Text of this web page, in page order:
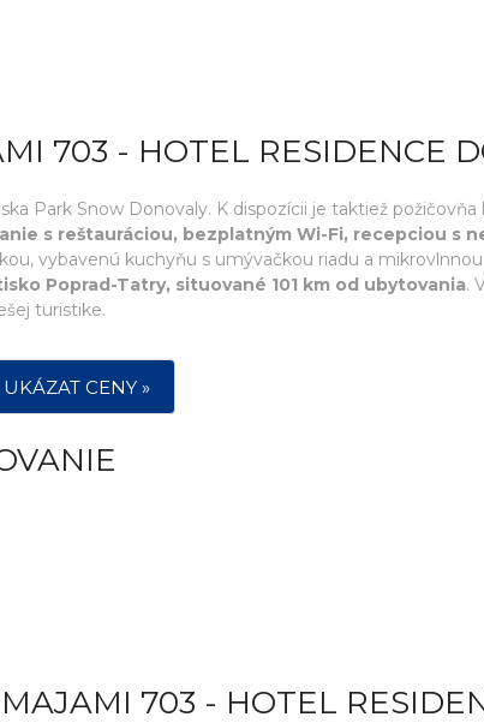
703 - HOTEL RESIDENCE
Park Snow Donovaly. K dispozícii je taktiež požičovňa
s reštauráciou, bezplatným Wi-Fi, recepciou s
vybavenú kuchyňu s umývačkou riadu a
Poprad-Tatry, situované 101 km od ubytovania.
turistike.
UKÁZAT CENY »
703 - HOTEL